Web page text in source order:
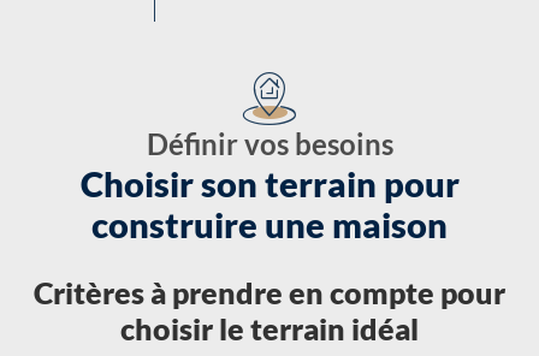
Définir vos besoins
Choisir son terrain pour
construire une maison
Critères à prendre en compte pour
choisir le terrain idéal